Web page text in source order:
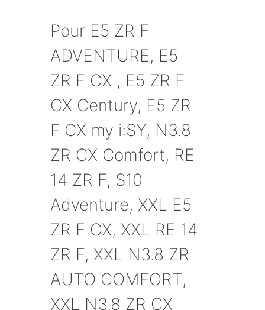
Pour E5 ZR F
ADVENTURE, E5
ZR F CX , E5 ZR F
CX Century, E5 ZR
F CX my i:SY, N3.8
ZR CX Comfort, RE
14 ZR F, S10
Adventure, XXL E5
ZR F CX, XXL RE 14
ZR F, XXL N3.8 ZR
AUTO COMFORT,
XXL N3.8 ZR CX